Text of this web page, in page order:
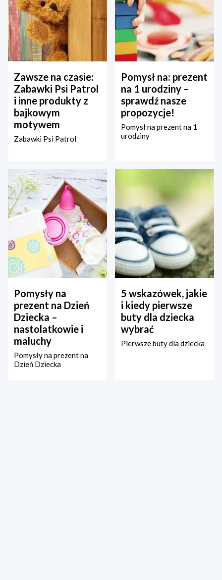
Zawsze na czasie:
Zabawki Psi Patrol
i inne produkty z
bajkowym
motywem
Zabawki Psi Patrol
Pomysł na: prezent
na 1 urodziny –
sprawdź nasze
propozycje!
Pomysł na prezent na 1
urodziny
Pomysły na
prezent na Dzień
Dziecka –
nastolatkowie i
maluchy
Pomysły na prezent na
Dzień Dziecka
5 wskazówek, jakie
i kiedy pierwsze
buty dla dziecka
wybrać
Pierwsze buty dla dziecka